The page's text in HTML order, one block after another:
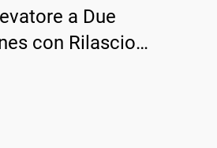
a Due
con Rilascio